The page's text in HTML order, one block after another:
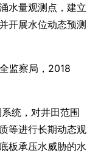
水量观测点，建立
开展水位动态预测
监察局，2018
统，对井田范围
等进行长期动态观
板承压水威胁的水